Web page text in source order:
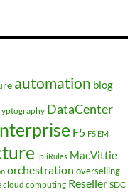
automation blog
DataCenter
F5 F5 EM
ip iRules MacVittie
orchestration overselling
cloud computing Reseller SDC